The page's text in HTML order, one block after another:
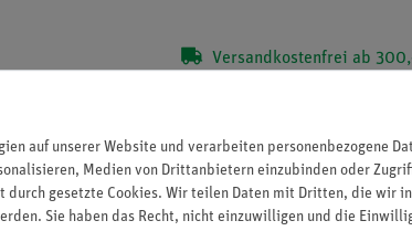
Versandkostenfrei ab
auf unserer Website und verarbeiten personenbezogene
Medien von Drittanbietern einzubinden oder
gesetzte Cookies. Wir teilen Daten mit Dritten, die wir
Sie haben das Recht, nicht einzuwilligen und die